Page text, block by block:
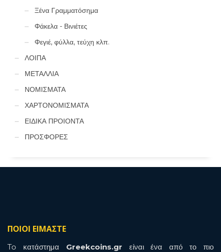
Ξένα Γραμματόσημα
Φάκελα - Βινιέτες
Φεγιέ, φύλλα, τεύχη κλπ.
ΛΟΙΠΑ
ΜΕΤΑΛΛΙΑ
ΝΟΜΙΣΜΑΤΑ
ΧΑΡΤΟΝΟΜΙΣΜΑΤΑ
ΕΙΔΙΚΑ ΠΡΟΙΟΝΤΑ
ΠΡΟΣΦΟΡΕΣ
ΠΟΙΟΙ ΕΙΜΑΣΤΕ
To κατάστημα Greekcoins.gr είναι ένα από το πιο